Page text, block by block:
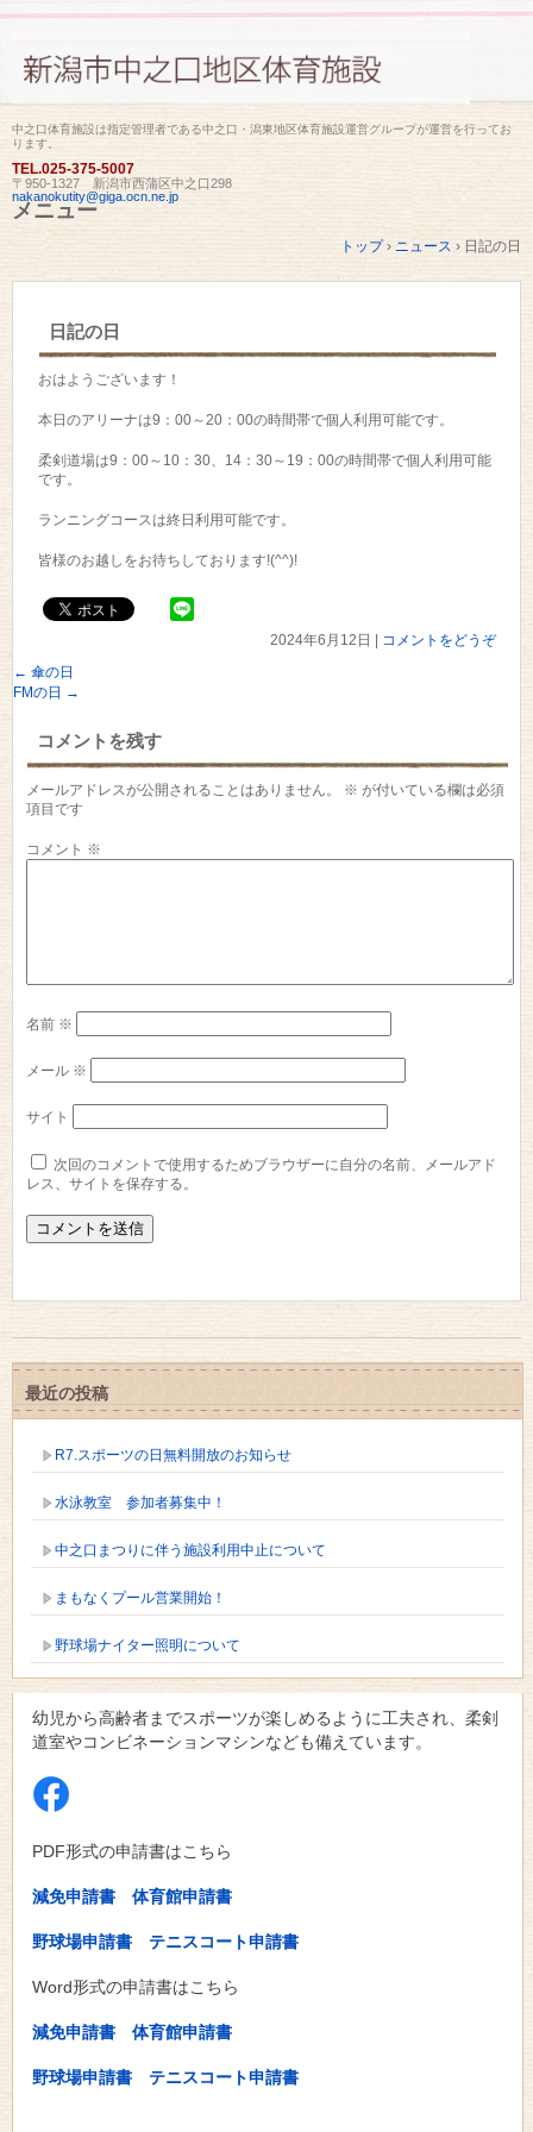
中之口体育施設は指定管理者である中之口・潟東地区体育施設運営グループが運営を行ってお
ります。
TEL.025-375-5007
〒950-1327 新潟市西蒲区中之口298
nakanokutity@giga.ocn.ne.jp
メニュー
トップ › ニュース › 日記の日
日記の日
おはようございます！
本日のアリーナは9：00～20：00の時間帯で個人利用可能です。
柔剣道場は9：00～10：30、14：30～19：00の時間帯で個人利用可能
です。
ランニングコースは終日利用可能です。
皆様のお越しをお待ちしております!(^^)!
2024年6月12日
コメントをどうぞ
← 傘の日
FMの日 →
コメントを残す
メールアドレスが公開されることはありません。 ※ が付いている欄は必須
項目です
コメント ※
名前 ※
メール ※
サイト
次回のコメントで使用するためブラウザーに自分の名前、メールアド
レス、サイトを保存する。
最近の投稿
R7.スポーツの日無料開放のお知らせ
水泳教室 参加者募集中！
中之口まつりに伴う施設利用中止について
まもなくプール営業開始！
野球場ナイター照明について
幼児から高齢者までスポーツが楽しめるように工夫され、柔剣
道室やコンビネーションマシンなども備えています。
PDF形式の申請書はこちら
減免申請書 体育館申請書
野球場申請書 テニスコート申請書
Word形式の申請書はこちら
減免申請書 体育館申請書
野球場申請書 テニスコート申請書